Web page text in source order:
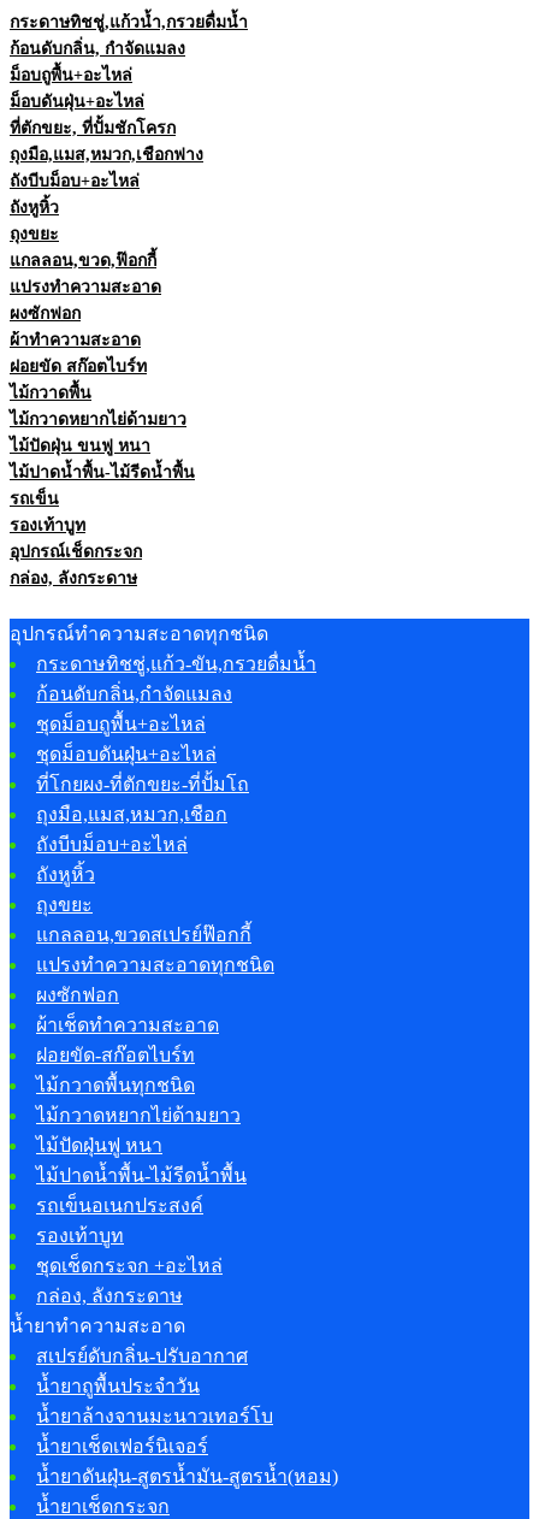
กระดาษทิชชู่,แก้วน้ำ,กรวยดื่มน้ำ
ก้อนดับกลิ่น, กำจัดแมลง
ม็อบถูพื้น+อะไหล่
ม็อบดันฝุ่น+อะไหล่
ที่ตักขยะ, ที่ปั้มชักโครก
ถุงมือ,แมส,หมวก,เชือกฟาง
ถังบีบม็อบ+อะไหล่
ถังหูหิ้ว
ถุงขยะ
แกลลอน,ขวด,ฟ๊อกกี้
แปรงทำความสะอาด
ผงซักฟอก
ผ้าทำความสะอาด
ฝอยขัด สก๊อตไบร์ท
ไม้กวาดพื้น
ไม้กวาดหยากไย่ด้ามยาว
ไม้ปัดฝุ่น ขนฟู หนา
ไม้ปาดน้ำพื้น-ไม้รีดน้ำพื้น
รถเข็น
รองเท้าบูท
อุปกรณ์เช็ดกระจก
กล่อง, ลังกระดาษ
อุปกรณ์ทำความสะอาดทุกชนิด
กระดาษทิชชู่,แก้ว-ขัน,กรวยดื่มน้ำ
ก้อนดับกลิ่น,กำจัดแมลง
ชุดม็อบถูพื้น+อะไหล่
ชุดม็อบดันฝุ่น+อะไหล่
ที่โกยผง-ที่ตักขยะ-ที่ปั้มโถ
ถุงมือ,แมส,หมวก,เชือก
ถังบีบม็อบ+อะไหล่
ถังหูหิ้ว
ถุงขยะ
แกลลอน,ขวดสเปรย์ฟ๊อกกี้
แปรงทำความสะอาดทุกชนิด
ผงซักฟอก
ผ้าเช็ดทำความสะอาด
ฝอยขัด-สก๊อตไบร์ท
ไม้กวาดพื้นทุกชนิด
ไม้กวาดหยากไย่ด้ามยาว
ไม้ปัดฝุ่นฟู หนา
ไม้ปาดน้ำพื้น-ไม้รีดน้ำพื้น
รถเข็นอเนกประสงค์
รองเท้าบูท
ชุดเช็ดกระจก +อะไหล่
กล่อง, ลังกระดาษ
น้ำยาทำความสะอาด
สเปรย์ดับกลิ่น-ปรับอากาศ
น้ำยาถูพื้นประจำวัน
น้ำยาล้างจานมะนาวเทอร์โบ
น้ำยาเช็ดเฟอร์นิเจอร์
น้ำยาดันฝุ่น-สูตรน้ำมัน-สูตรน้ำ(หอม)
น้ำยาเช็ดกระจก